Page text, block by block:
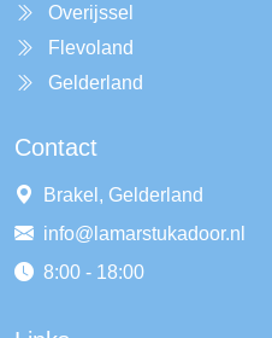
Overijssel
Flevoland
Gelderland
Contact
Brakel, Gelderland
info@lamarstukadoor.nl
8:00 - 18:00